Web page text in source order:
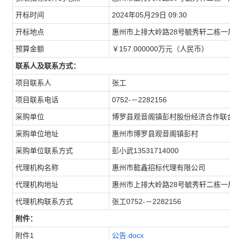
开标时间 2024年05月29日 09:30
开标地点 惠州市上排大岭路28号毓秀轩二栋
预算金额 ￥157.000000万元（人民币）
联系人及联系方式：
项目联系人 张工
项目联系电话 0752-－2282156
采购单位 博罗县观音阁镇彭村股份经济合作联
采购单位地址 惠州市博罗县观音阁镇彭村
采购单位联系方式 彭小武13531714000
代理机构名称 惠州市懿鑫招标代理有限公司
代理机构地址 惠州市上排大岭路28号毓秀轩二栋一
代理机构联系方式 张工0752-－2282156
附件：
附件1 公告.docx